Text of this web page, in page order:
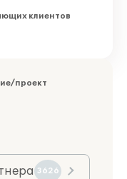
клиентов
проект
3626